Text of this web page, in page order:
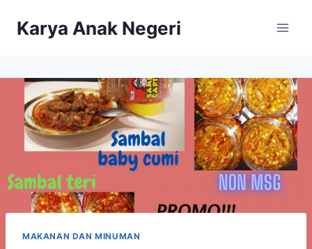
Karya Anak Negeri
MAKANAN DAN MINUMAN